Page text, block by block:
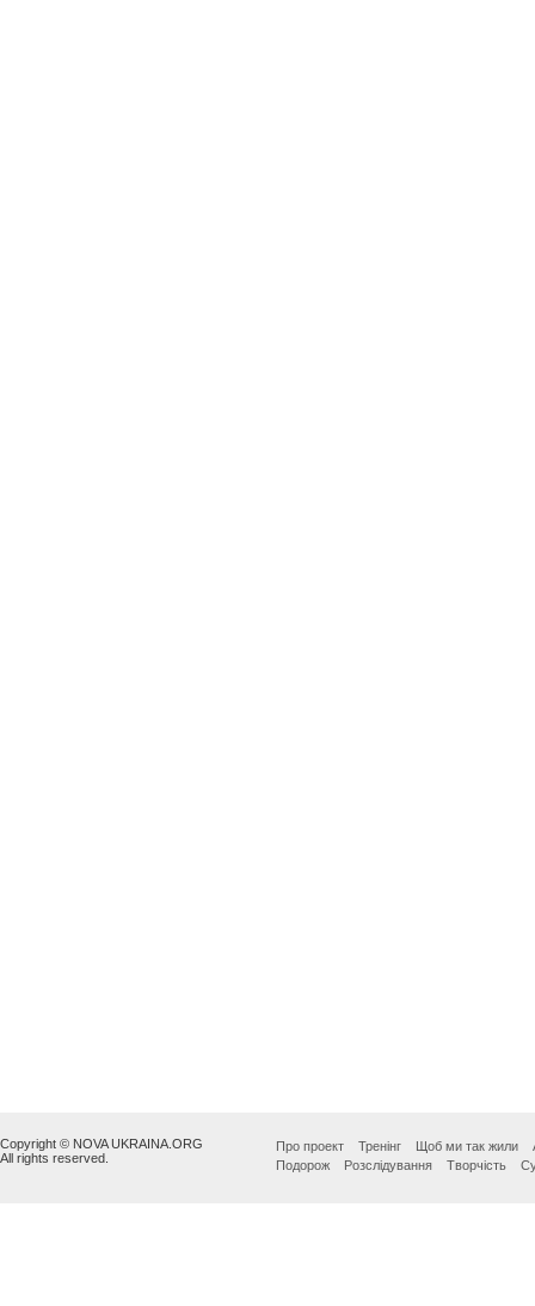
Copyright © NOVA UKRAINA.ORG
All rights reserved.
Про проект Тренінг Щоб ми так жили
Подорож
Розслідування Творчість